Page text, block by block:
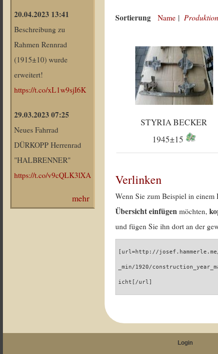
20.04.2023 13:41
Beschreibung zu
Rahmen Rennrad
(1915±10) wurde
erweitert!
https://t.co/xL1w9sjI6K
29.03.2023 07:25
Neues Fahrrad
DÜRKOPP Herrenrad
"HALBRENNER"
https://t.co/v9cQLK3lXA
mehr
Sortierung Name |
STYRIA BECKER
1945±15
Verlinken
Wenn Sie zum Beispiel in
Übersicht einfügen möchten,
und fügen Sie ihn dort an der
[url=http://
_min/1920/
icht[/url]
Login